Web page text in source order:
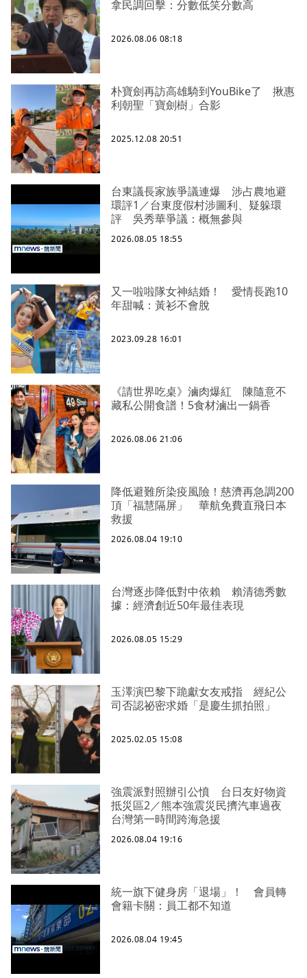
拿民調回擊：分數低笑分數高
2026.08.06 08:18
朴寶劍再訪高雄騎到YouBike了 揪惠
利朝聖「寶劍樹」合影
2025.12.08 20:51
台東議長家族爭議連爆 涉占農地避
環評1／台東度假村涉圖利、疑躲環
評 吳秀華爭議：概無參與
2026.08.05 18:55
又一啦啦隊女神結婚！ 愛情長跑10
年甜喊：黃衫不會脫
2023.09.28 16:01
《請世界吃桌》滷肉爆紅 陳隨意不
藏私公開食譜！5食材滷出一鍋香
2026.08.06 21:06
降低避難所染疫風險！慈濟再急調200
頂「福慧隔屏」 華航免費直飛日本
救援
2026.08.04 19:10
台灣逐步降低對中依賴 賴清德秀數
據：經濟創近50年最佳表現
2026.08.05 15:29
玉澤演巴黎下跪獻女友戒指 經紀公
司否認祕密求婚「是慶生抓拍照」
2025.02.05 15:08
強震派對照辦引公憤 台日友好物資
抵災區2／熊本強震災民擠汽車過夜
台灣第一時間跨海急援
2026.08.04 19:16
統一旗下健身房「退場」！ 會員轉
會籍卡關：員工都不知道
2026.08.04 19:45